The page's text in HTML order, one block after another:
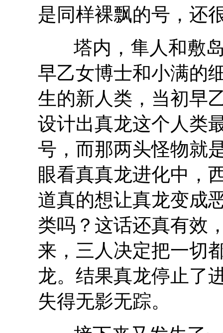
是同样裸飘的号，还
塔内，隼人和敷
早乙女博士和小满的
生的新人类，当初早
设计出真龙这个人类
号，而那两头怪物就
眼看真真龙进化中，
道真的想让真龙变成
类吗？这话还真有效
来，三人决定把一切
龙。结果真龙停止了
失得无影无踪。